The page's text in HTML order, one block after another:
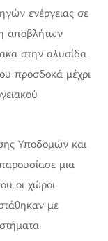
ενέργειας σε
αποβλήτων
στην αλυσίδα
προσδοκά μέχρι
Υποδομών και
μια
οι χώροι
με